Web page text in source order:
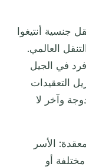
جنسية أنتيغوا
العالمي.
في الجيل
التعقيدات
وآخر لا
الأسر
أو